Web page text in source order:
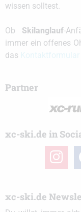
wissen solltest.
Ob Skilanglauf-
immer ein offenes
das
Partner
xc-ski.de in
instagram
xc-ski.de